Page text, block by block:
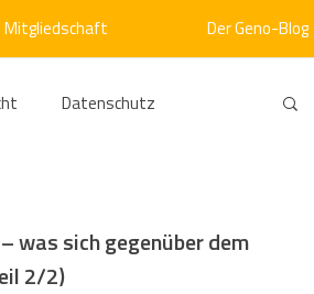
Mitgliedschaft Der Geno-Blog
Datenschutz
was sich gegenüber dem
2/2)